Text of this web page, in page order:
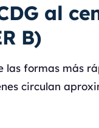
al
B)
las formas más
circulan